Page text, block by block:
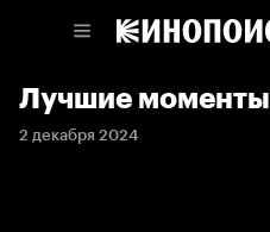
Лучшие моменты
2 декабря 2024